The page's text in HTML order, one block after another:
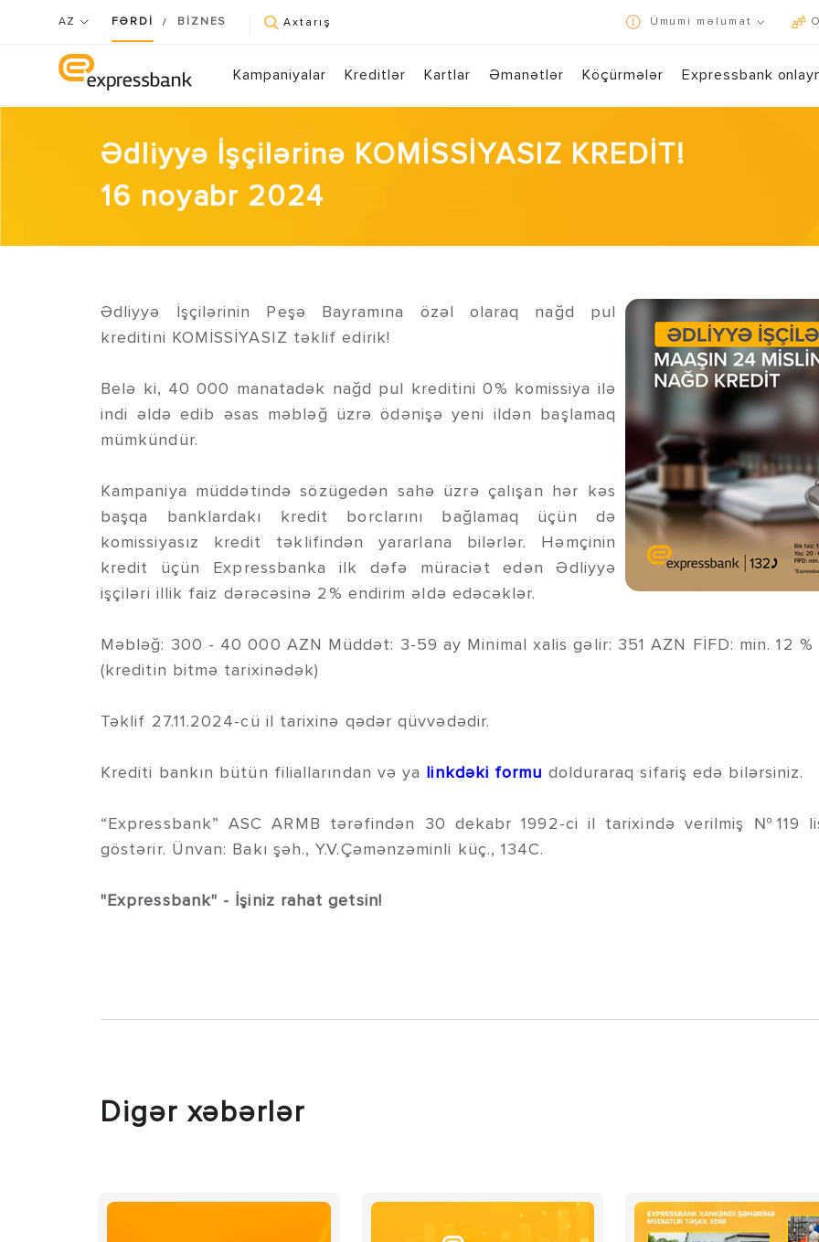
AZ FƏRDİ / BİZNES Axtarış Ümumi məlumat
Kampaniyalar Kreditlər Kartlar Əmanətlər Köçürmələr Expressbank
Ədliyyə İşçilərinə KOMİSSİYASIZ KREDİT!
16 noyabr 2024
Ədliyyə İşçilərinin Peşə Bayramına özəl olaraq nağd pul
kreditini KOMİSSİYASIZ təklif edirik!
Belə ki, 40 000 manatadək nağd pul kreditini 0% komissiya ilə
indi əldə edib əsas məbləğ üzrə ödənişə yeni ildən başlamaq
mümkündür.
Kampaniya müddətində sözügedən sahə üzrə çalışan hər kəs
başqa banklardakı kredit borclarını bağlamaq üçün də
komissiyasız kredit təklifindən yararlana bilərlər. Həmçinin
kredit üçün Expressbanka ilk dəfə müraciət edən Ədliyyə
işçiləri illik faiz dərəcəsinə 2% endirim əldə edəcəklər.
Məbləğ: 300 - 40 000 AZN Müddət: 3-59 ay Minimal xalis gəlir: 351 AZN FİFD: min. 12
(kreditin bitmə tarixinədək)
Təklif 27.11.2024-cü il tarixinə qədər qüvvədədir.
Krediti bankın bütün filiallarından və ya linkdəki formu dolduraraq sifariş edə bilərsiniz.
“Expressbank” ASC ARMB tərəfindən 30 dekabr 1992-ci il tarixində verilmiş №119
göstərir. Ünvan: Bakı şəh., Y.V.Çəmənzəminli küç., 134C.
"Expressbank" - İşiniz rahat getsin!
Digər xəbərlər